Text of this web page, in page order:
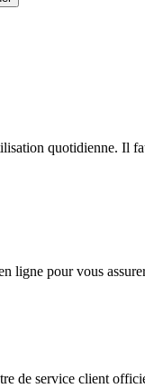
quotidienne.
pour vous
de service client